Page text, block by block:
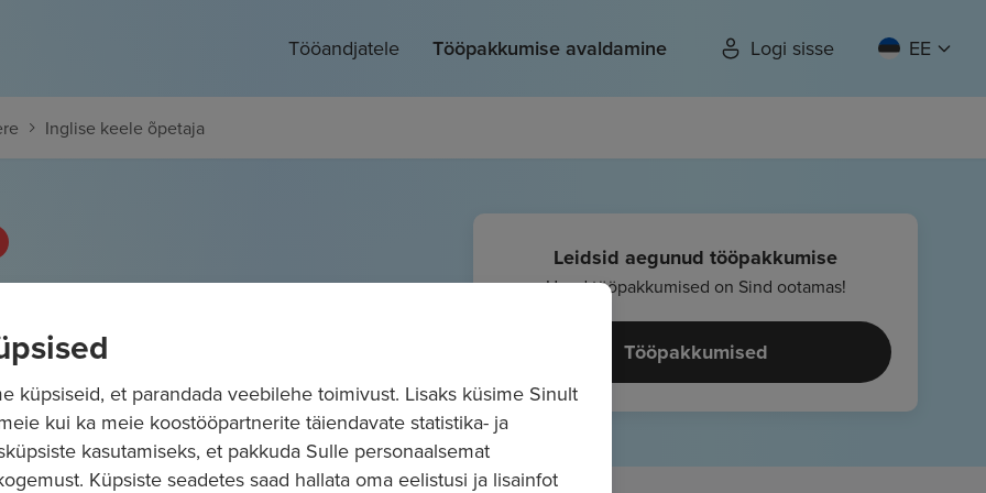
Tööandjatele Tööpakkumise avaldamine Logi sisse EE
Inglise keele õpetaja
1970€/kuus
Leidsid aegunud tööpakkumise
Uued tööpakkumised on Sind ootamas!
Tööpakkumised
küpsiseid, et parandada veebilehe toimivust. Lisaks küsime Sinult
kui ka meie koostööpartnerite täiendavate statistika- ja
kasutamiseks, et pakkuda Sulle personaalsemat
Küpsiste seadetes saad hallata oma eelistusi ja lisainfot